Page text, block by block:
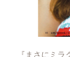
『まさにミ